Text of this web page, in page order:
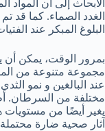
الأبحاث إلى أن
الغدد الصماء. كما قد
البلوغ المبكر عند
بمرور الوقت، يمكن أن
مجموعة متنوعة من
عند البالغين و نمو
مختلفة من السرطان.
يغير أيضًا من مستويات
آثار صحية ضارة